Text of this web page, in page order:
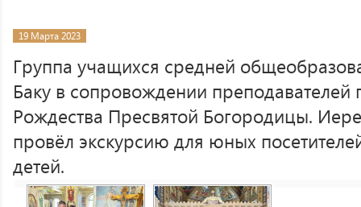
19 Марта 2023
Группа учащихся средней
Баку в сопровождении преподавателей
Рождества Пресвятой Богородицы.
провёл экскурсию для юных
детей.